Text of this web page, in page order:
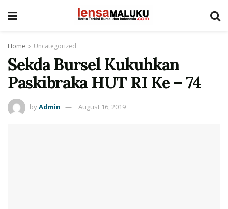
Home Uncategorized
Sekda Bursel Kukuhkan
Paskibraka HUT RI Ke – 74
byAdmin August 16, 2019